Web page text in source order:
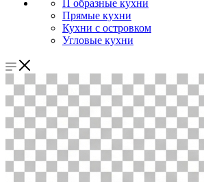
П образные кухни
Прямые кухни
Кухни с островком
Угловые кухни